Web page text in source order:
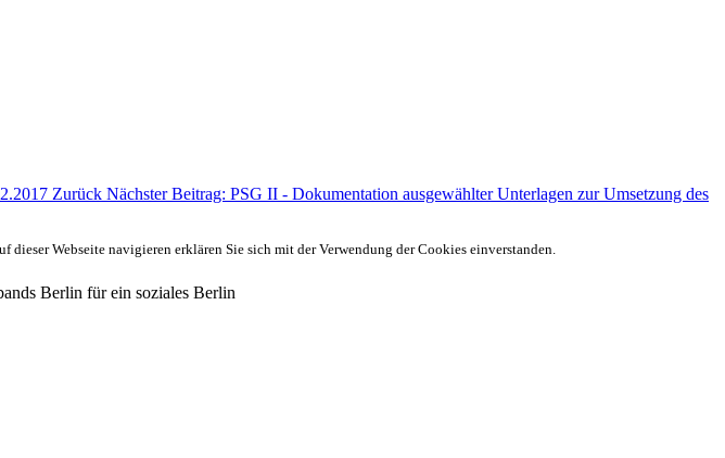
Zurück Nächster Beitrag: PSG II - Dokumentation ausgewählter Unterlagen zur Umsetzung des
Webseite navigieren erklären Sie sich mit der Verwendung der Cookies einverstanden.
Berlin für ein soziales Berlin